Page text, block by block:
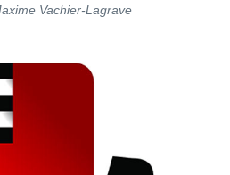
Vachier-Lagrave